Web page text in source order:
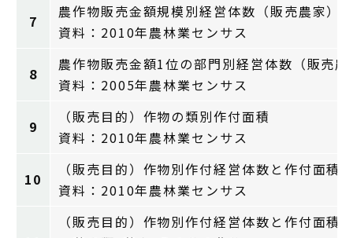
7
農作物販売金額規模別経営体数（販売農家）
資料：2010年農林業センサス
8
農作物販売金額1位の部門別経営体数（販売
資料：2005年農林業センサス
9
（販売目的）作物の類別作付面積
資料：2010年農林業センサス
10
（販売目的）作物別作付経営体数と作付面積
資料：2010年農林業センサス
（販売目的）作物別作付経営体数と作付面積